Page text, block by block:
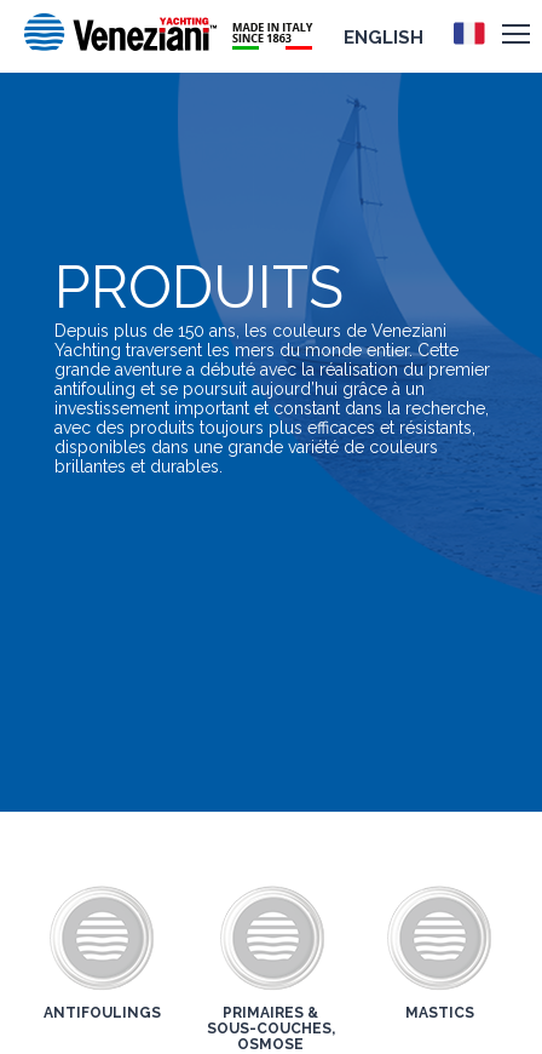
ENGLISH
PRODUITS
Depuis plus de 150 ans, les couleurs de Veneziani
Yachting traversent les mers du monde entier. Cette
grande aventure a débuté avec la réalisation du premier
antifouling et se poursuit aujourd’hui grâce à un
investissement important et constant dans la recherche,
avec des produits toujours plus efficaces et résistants,
disponibles dans une grande variété de couleurs
brillantes et durables.
ANTIFOULINGS
PRIMAIRES &
SOUS-COUCHES,
OSMOSE
MASTICS